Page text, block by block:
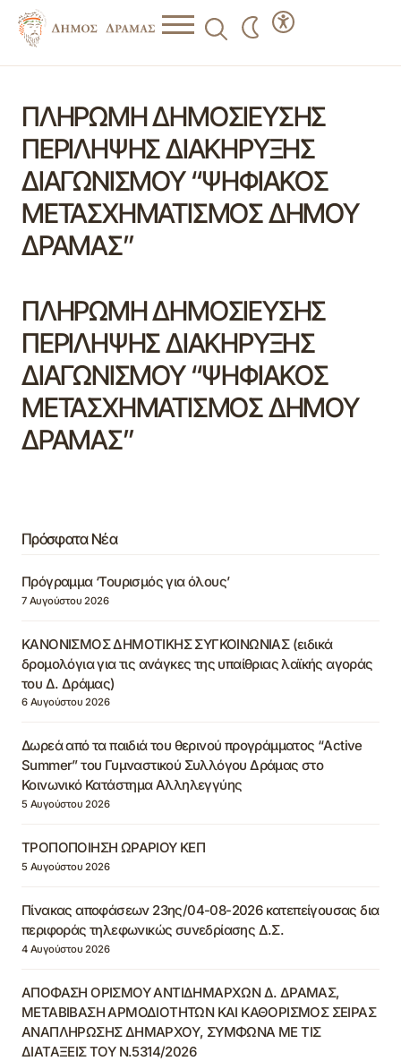
ΠΛΗΡΩΜΗ ΔΗΜΟΣΙΕΥΣΗΣ
ΠΕΡΙΛΗΨΗΣ ΔΙΑΚΗΡΥΞΗΣ
ΔΙΑΓΩΝΙΣΜΟΥ “ΨΗΦΙΑΚΟΣ
ΜΕΤΑΣΧΗΜΑΤΙΣΜΟΣ ΔΗΜΟΥ
ΔΡΑΜΑΣ”
ΠΛΗΡΩΜΗ ΔΗΜΟΣΙΕΥΣΗΣ
ΠΕΡΙΛΗΨΗΣ ΔΙΑΚΗΡΥΞΗΣ
ΔΙΑΓΩΝΙΣΜΟΥ “ΨΗΦΙΑΚΟΣ
ΜΕΤΑΣΧΗΜΑΤΙΣΜΟΣ ΔΗΜΟΥ
ΔΡΑΜΑΣ”
Πρόσφατα Νέα
Πρόγραμμα ‘Τουρισμός για όλους’
7 Αυγούστου 2026
ΚΑΝΟΝΙΣΜΟΣ ΔΗΜΟΤΙΚΗΣ ΣΥΓΚΟΙΝΩΝΙΑΣ (ειδικά
δρομολόγια για τις ανάγκες της υπαίθριας λαϊκής αγοράς
του Δ. Δράμας)
6 Αυγούστου 2026
Δωρεά από τα παιδιά του θερινού προγράμματος “Active
Summer” του Γυμναστικού Συλλόγου Δράμας στο
Κοινωνικό Κατάστημα Αλληλεγγύης
5 Αυγούστου 2026
ΤΡΟΠΟΠΟΙΗΣΗ ΩΡΑΡΙΟΥ ΚΕΠ
5 Αυγούστου 2026
Πίνακας αποφάσεων 23ης/04-08-2026 κατεπείγουσας δια
περιφοράς τηλεφωνικώς συνεδρίασης Δ.Σ.
4 Αυγούστου 2026
ΑΠΟΦΑΣΗ ΟΡΙΣΜΟΥ ΑΝΤΙΔΗΜΑΡΧΩΝ Δ. ΔΡΑΜΑΣ,
ΜΕΤΑΒΙΒΑΣΗ ΑΡΜΟΔΙΟΤΗΤΩΝ ΚΑΙ ΚΑΘΟΡΙΣΜΟΣ ΣΕΙΡΑΣ
ΑΝΑΠΛΗΡΩΣΗΣ ΔΗΜΑΡΧΟΥ, ΣΥΜΦΩΝΑ ΜΕ ΤΙΣ
ΔΙΑΤΑΞΕΙΣ ΤΟΥ Ν.5314/2026